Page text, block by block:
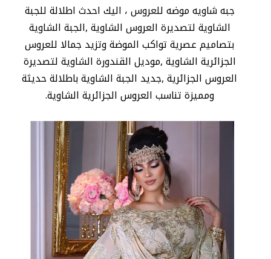
جبه شاويه موضه للعروس ، اليك احدث اطلالة للجبة
الشاوية لتصديرة العروس الشاوية ,الجبة الشاوية
بتصاميم عصرية تواكب الموضة وتزيد جمالا للعروس
الجزائرية الشاوية ,موديل القندورة الشاوية لتصديرة
العروس الجزائرية ,جديد الجبة الشاوية باطلالة حديثة
ومميزة تناسب العروس الجزائرية الشاوية.